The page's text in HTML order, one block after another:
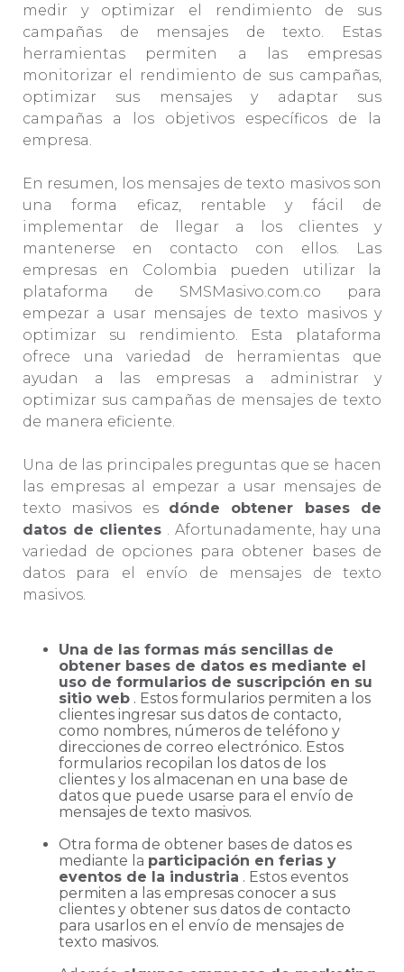
medir y optimizar el rendimiento de sus
campañas de mensajes de texto. Estas
herramientas permiten a las empresas
monitorizar el rendimiento de sus campañas,
optimizar sus mensajes y adaptar sus
campañas a los objetivos específicos de la
empresa.
En resumen, los mensajes de texto masivos son
una forma eficaz, rentable y fácil de
implementar de llegar a los clientes y
mantenerse en contacto con ellos. Las
empresas en Colombia pueden utilizar la
plataforma de SMSMasivo.com.co para
empezar a usar mensajes de texto masivos y
optimizar su rendimiento. Esta plataforma
ofrece una variedad de herramientas que
ayudan a las empresas a administrar y
optimizar sus campañas de mensajes de texto
de manera eficiente. ​​
Una de las principales preguntas que se hacen
las empresas al empezar a usar mensajes de
texto masivos es dónde obtener bases de
datos de clientes . Afortunadamente, hay una
variedad de opciones para obtener bases de
datos para el envío de mensajes de texto
masivos.
Una de las formas más sencillas de
obtener bases de datos es mediante el
uso de formularios de suscripción en su
sitio web . Estos formularios permiten a los
clientes ingresar sus datos de contacto,
como nombres, números de teléfono y
direcciones de correo electrónico. Estos
formularios recopilan los datos de los
clientes y los almacenan en una base de
datos que puede usarse para el envío de
mensajes de texto masivos.
Otra forma de obtener bases de datos es
mediante la participación en ferias y
eventos de la industria . Estos eventos
permiten a las empresas conocer a sus
clientes y obtener sus datos de contacto
para usarlos en el envío de mensajes de
texto masivos.